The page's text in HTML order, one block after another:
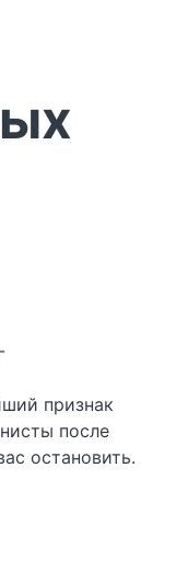
признак
после
остановить.